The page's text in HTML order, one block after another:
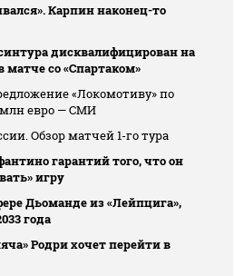
Карпин наконец-то
дисквалифицирован на
матче со «Спартаком»
«Локомотиву» по
млн евро — СМИ
Обзор матчей 1-го тура
гарантий того, что он
игру
Дьоманде из «Лейпцига»,
года
Родри хочет перейти в